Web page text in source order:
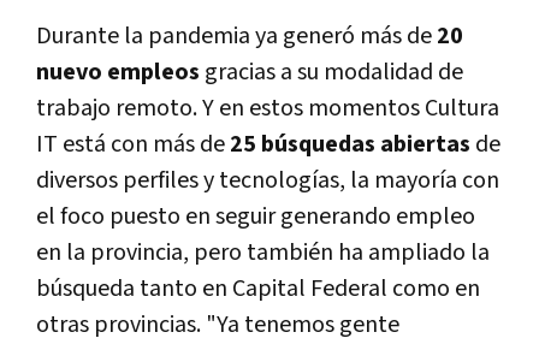
Durante la pandemia ya generó más de20
nuevo empleos gracias a su modalidad de
trabajo remoto. Y en estos momentos Cultura
IT está con más de25 búsquedas abiertas de
diversos perfiles y tecnologías, la mayoría con
el foco puesto en seguir generando empleo
en la provincia, pero también ha ampliado la
búsqueda tanto en Capital Federal como en
otras provincias. "Ya tenemos gente